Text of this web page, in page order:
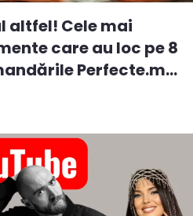
altfel! Cele mai
care au loc pe 8
Perfecte.m...